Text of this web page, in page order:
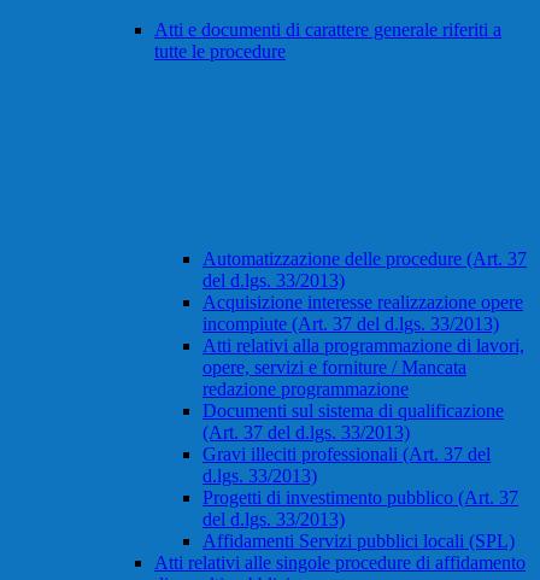
Atti e documenti di carattere generale riferiti a
tutte le procedure
Automatizzazione delle procedure (Art. 37
del d.lgs. 33/2013)
Acquisizione interesse realizzazione opere
incompiute (Art. 37 del d.lgs. 33/2013)
Atti relativi alla programmazione di lavori,
opere, servizi e forniture / Mancata
redazione programmazione
Documenti sul sistema di qualificazione
(Art. 37 del d.lgs. 33/2013)
Gravi illeciti professionali (Art. 37 del
d.lgs. 33/2013)
Progetti di investimento pubblico (Art. 37
del d.lgs. 33/2013)
Affidamenti Servizi pubblici locali (SPL)
Atti relativi alle singole procedure di affidamento